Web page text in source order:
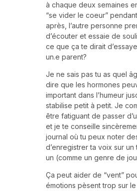
à chaque deux semaines
“se vider le coeur”
après, l’autre personne
d’écouter et essaie de
ce que ça te dirait
un.e parent?
Je ne sais pas tu as quel
dire que les hormones
important dans l’humeur
stabilise petit à petit. Je
être fatiguant de passer
et je te conseille
journal où tu peux noter
d’enregistrer ta voix sur
un (comme un genre de
Ça peut aider de “vent”
émotions pèsent trop sur